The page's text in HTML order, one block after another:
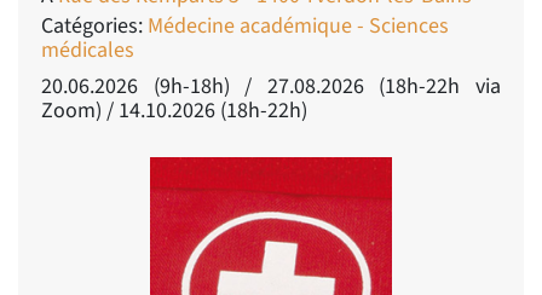
Catégories: Médecine académique - Sciences
médicales
20.06.2026 (9h-18h) / 27.08.2026 (18h-22h via
Zoom) / 14.10.2026 (18h-22h)